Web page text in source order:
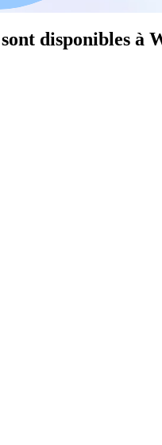
disponibles à